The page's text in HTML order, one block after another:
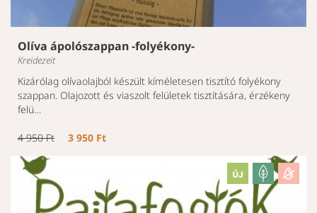
Olíva ápolószappan -folyékony-
Kreidezeit
Kizárólag olívaolajból készült kíméletesen tisztító folyékony
szappan. Olajozott és viaszolt felületek tisztítására, érzékeny
felü…
4 950 Ft 3 950 Ft